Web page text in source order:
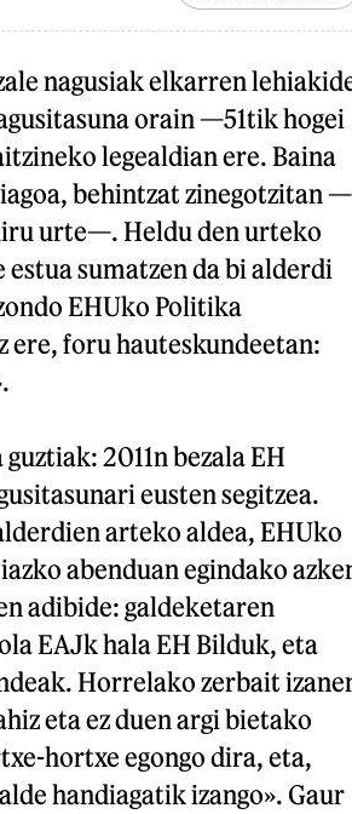
nagusiak elkarren
orain —51tik hogei
legealdian ere. Baina
behintzat zinegotzitan —
urte—. Heldu den urteko
sumatzen da bi alderdi
EHUko Politika
ere, foru hauteskundeetan:
2011n bezala EH
eusten segitzea.
arteko aldea, EHUko
abenduan egindako
adibide: galdeketaren
EAJk hala EH Bilduk, eta
Horrelako zerbait
eta ez duen argi bietako
hortxe egongo dira, eta,
handiagatik izango». Gaur